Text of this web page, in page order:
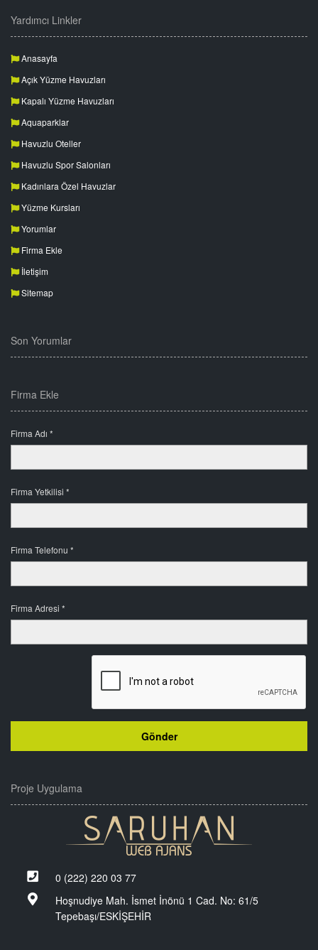
Yardımcı Linkler
Anasayfa
Açık Yüzme Havuzları
Kapalı Yüzme Havuzları
Aquaparklar
Havuzlu Oteller
Havuzlu Spor Salonları
Kadınlara Özel Havuzlar
Yüzme Kursları
Yorumlar
Firma Ekle
İletişim
Sitemap
Son Yorumlar
Firma Ekle
Firma Adı *
Firma Yetkilisi *
Firma Telefonu *
Firma Adresi *
Proje Uygulama
0 (222) 220 03 77
Hoşnudiye Mah. İsmet İnönü 1 Cad. No: 61/5
Tepebaşı/ESKİŞEHİR